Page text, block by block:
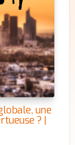
une
? |